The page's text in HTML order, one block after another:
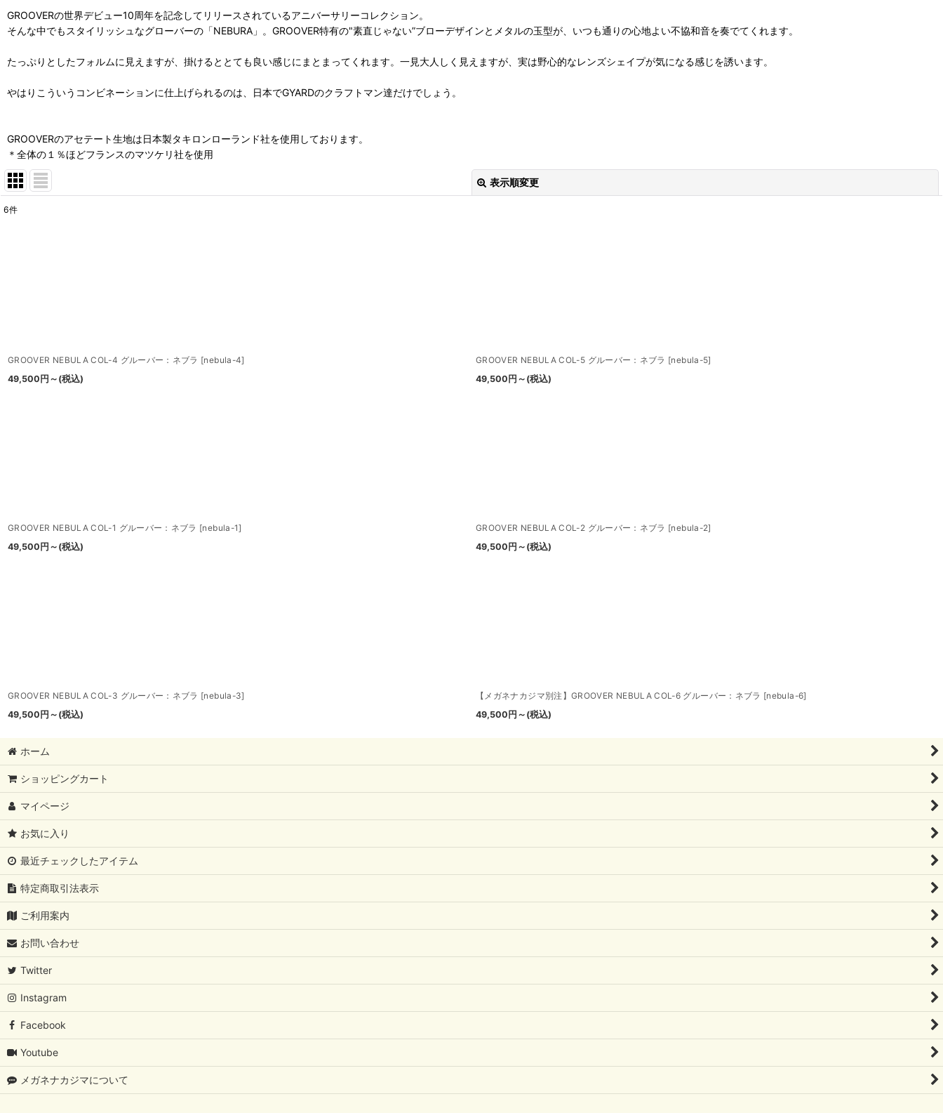
GROOVERの世界デビュー10周年を記念してリリースされているアニバーサリーコレクション。
そんな中でもスタイリッシュなグローバーの「NEBURA」。GROOVER特有の"素直じゃない”ブローデザインとメタルの玉型が、いつも通りの心地よい不協和音を奏でてくれます。
たっぷりとしたフォルムに見えますが、掛けるととても良い感じにまとまってくれます。一見大人しく見えますが、実は野心的なレンズシェイプが気になる感じを誘います。
やはりこういうコンビネーションに仕上げられるのは、日本でGYARDのクラフトマン達だけでしょう。
GROOVERのアセテート生地は日本製タキロンローランド社を使用しております。
＊全体の１％ほどフランスのマツケリ社を使用
表示順変更
6件
GROOVER NEBULA COL-4 グルーバー：ネブラ [nebula-4]
49,500 円 ～ (税込)
GROOVER NEBULA COL-5 グルーバー：ネブラ [nebula-5]
49,500 円 ～ (税込)
GROOVER NEBULA COL-1 グルーバー：ネブラ [nebula-1]
49,500 円 ～ (税込)
GROOVER NEBULA COL-2 グルーバー：ネブラ [nebula-2]
49,500 円 ～ (税込)
GROOVER NEBULA COL-3 グルーバー：ネブラ [nebula-3]
49,500 円 ～ (税込)
【メガネナカジマ別注】GROOVER NEBULA COL-6 グルーバー：ネブラ [nebula-6]
49,500 円 ～ (税込)
ホーム
ショッピングカート
マイページ
お気に入り
最近チェックしたアイテム
特定商取引法表示
ご利用案内
お問い合わせ
Twitter
Instagram
Facebook
Youtube
メガネナカジマについて